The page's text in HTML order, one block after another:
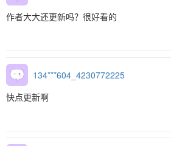
作者大大还更新吗？很好看的
134***604_4230772225
快点更新啊